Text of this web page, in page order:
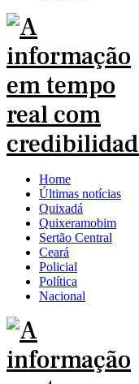
Home
Últimas notícias
Quixadá
Quixeramobim
Sertão Central
Ceará
Policial
Política
Nacional